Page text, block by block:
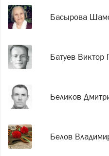
Басырова
Батуев Виктор
Беликов
Белов